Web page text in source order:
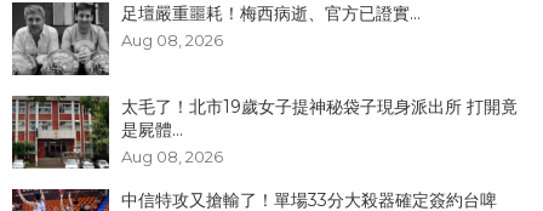
足壇嚴重噩耗！梅西病逝、官方已證實...
Aug 08, 2026
太毛了！北市19歲女子提神秘袋子現身派出所 打開竟
是屍體...
Aug 08, 2026
中信特攻又搶輸了！單場33分大殺器確定簽約台啤